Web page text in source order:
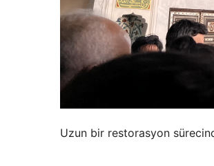
Uzun bir restorasyon